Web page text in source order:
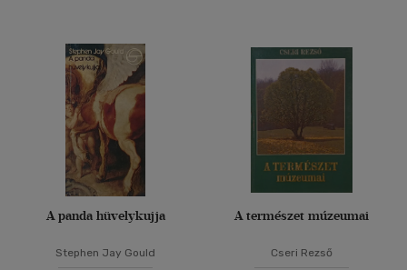
A panda hüvelykujja
Stephen Jay Gould
A természet múzeumai
Cseri Rezső